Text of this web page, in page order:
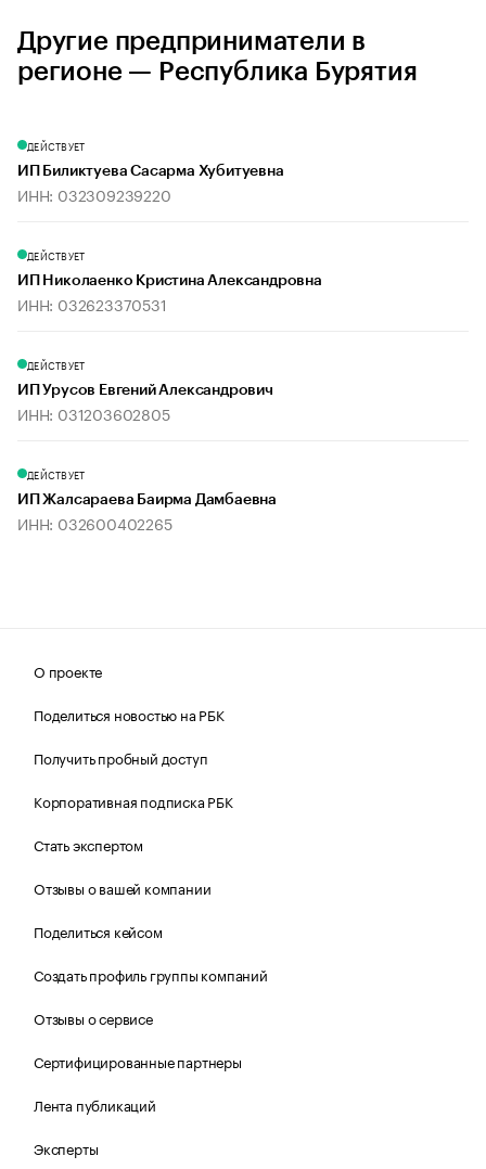
Другие предприниматели в
регионе — Республика Бурятия
ДЕЙСТВУЕТ
ИП Биликтуева Сасарма Хубитуевна
ИНН: 032309239220
ДЕЙСТВУЕТ
ИП Николаенко Кристина Александровна
ИНН: 032623370531
ДЕЙСТВУЕТ
ИП Урусов Евгений Александрович
ИНН: 031203602805
ДЕЙСТВУЕТ
ИП Жалсараева Баирма Дамбаевна
ИНН: 032600402265
О проекте
Поделиться новостью на РБК
Получить пробный доступ
Корпоративная подписка РБК
Стать экспертом
Отзывы о вашей компании
Поделиться кейсом
Создать профиль группы компаний
Отзывы о сервисе
Сертифицированные партнеры
Лента публикаций
Эксперты